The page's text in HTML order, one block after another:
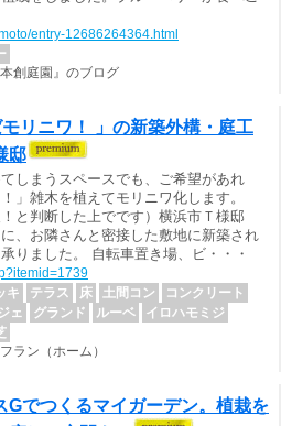
entry-12686264364.html
創庭園』のブログ
リニワ！ 」の新築外構・庭工
邸
しまうスペースでも、ご希望があれ
」雑木を植えてモリニワ化します。
と判断した上でです）横浜市Ｔ様邸
、お隣さんと密接した敷地に新築され
りました。 自転車置き場、ビ・・・
キ テラス 床 土間コン
コンクリート
ェ グランド ルーベ
イロハモミジ
ン（ホーム）
Gでつくるマイガーデン。植栽を